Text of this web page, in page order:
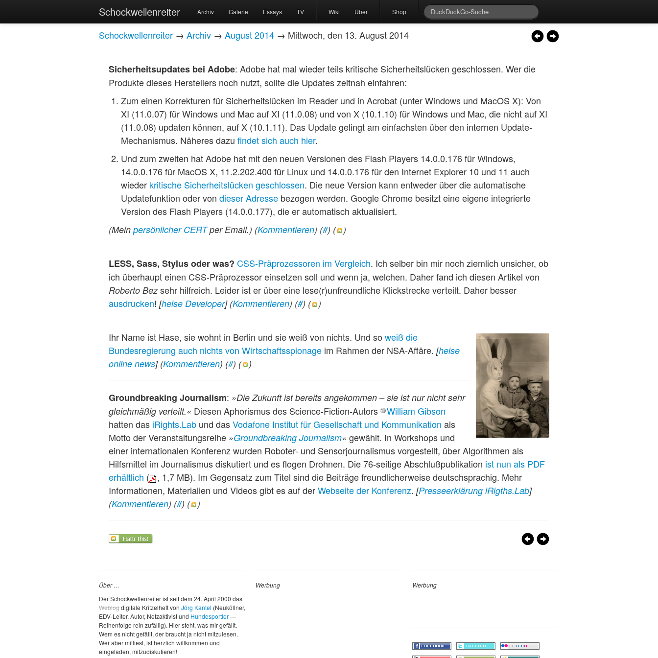
Schockwellenreiter Archiv Galerie Essays TV Wiki Über Shop
Schockwellenreiter → Archiv → August 2014 → Mittwoch, den 13. August 2014
Sicherheitsupdates bei Adobe: Adobe hat mal wieder teils kritische Sicherheitslücken geschlossen. Wer die
Produkte dieses Herstellers noch nutzt, sollte die Updates zeitnah einfahren:
Zum einen Korrekturen für Sicherheitslücken im Reader und in Acrobat (unter Windows und MacOS X): Von
XI (11.0.07) für Windows und Mac auf XI (11.0.08) und von X (10.1.10) für Windows und Mac, die nicht auf XI
(11.0.08) updaten können, auf X (10.1.11). Das Update gelingt am einfachsten über den internen Update-
Mechanismus. Näheres dazu findet sich auch hier.
Und zum zweiten hat Adobe hat mit den neuen Versionen des Flash Players 14.0.0.176 für Windows,
14.0.0.176 für MacOS X, 11.2.202.400 für Linux und 14.0.0.176 für den Internet Explorer 10 und 11 auch
wieder kritische Sicherheitslücken geschlossen. Die neue Version kann entweder über die automatische
Updatefunktion oder von dieser Adresse bezogen werden. Google Chrome besitzt eine eigene integrierte
Version des Flash Players (14.0.0.177), die er automatisch aktualisiert.
(Mein persönlicher CERTper Email.) (Kommentieren) (#) ( )
LESS, Sass, Stylus oder was? CSS-Präprozessoren im Vergleich. Ich selber bin mir noch ziemlich unsicher, ob
ich überhaupt einen CSS-Präprozessor einsetzen soll und wenn ja, welchen. Daher fand ich diesen Artikel von
Roberto Bez sehr hilfreich. Leider ist er über eine lese(r)unfreundliche Klickstrecke verteilt. Daher besser
ausdrucken! [heise Developer] (Kommentieren) (#) ( )
Ihr Name ist Hase, sie wohnt in Berlin und sie weiß von nichts. Und so weiß die
Bundesregierung auch nichts von Wirtschaftsspionage im Rahmen der NSA-Affäre. [heise
online news] (Kommentieren) (#) ( )
Groundbreaking Journalism: »Die Zukunft ist bereits angekommen – sie ist nur nicht sehr
gleichmäßig verteilt.« Diesen Aphorismus des Science-Fiction-Autors
William Gibson
hatten das iRights.Lab und dasVodafone Institut für Gesellschaft und Kommunikation als
Motto der Veranstaltungsreihe »Groundbreaking Journalism« gewählt. In Workshops und
einer internationalen Konferenz wurden Roboter- und Sensorjournalismus vorgestellt, über Algorithmen als
Hilfsmittel im Journalismus diskutiert und es flogen Drohnen. Die 76-seitige Abschlußpublikation ist nun als PDF
erhältlich (
, 1,7 MB). Im Gegensatz zum Titel sind die Beiträge freundlicherweise deutschsprachig. Mehr
Informationen, Materialien und Videos gibt es auf derWebseite der Konferenz. [Presseerklärung iRigths.Lab]
(Kommentieren) (#) ( )
Über …
Der Schockwellenreiter ist seit dem 24. April 2000 das
Weblogdigitale Kritzelheft von Jörg Kantel (Neuköllner,
EDV-Leiter, Autor, Netzaktivist und Hundesportler—
Reihenfolge rein zufällig). Hier steht, was mir gefällt.
Wem es nicht gefällt, der braucht ja nicht mitzulesen.
Wer aber mitliest, ist herzlich willkommen und
eingeladen, mitzudiskutieren!
Werbung Werbung